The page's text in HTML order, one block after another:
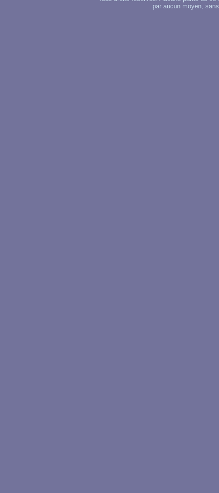
par aucun moyen,